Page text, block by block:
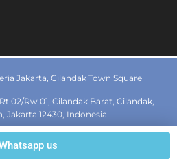
Jakarta, Cilandak Town Square
02/Rw 01, Cilandak Barat, Cilandak,
Jakarta 12430, Indonesia
All rights reserved
us